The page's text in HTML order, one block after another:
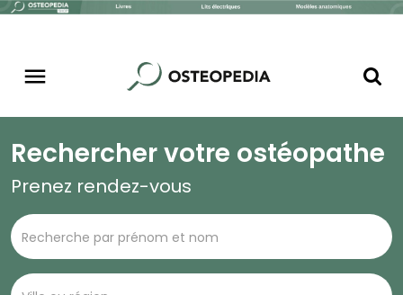
Rechercher votre ostéopathe
Prenez rendez-vous